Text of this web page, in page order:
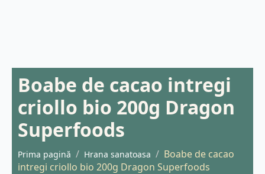
Boabe de cacao intregi
criollo bio 200g Dragon
Superfoods
Prima pagină Hrana sanatoasa
Boabe de cacao
intregi criollo bio 200g Dragon Superfoods